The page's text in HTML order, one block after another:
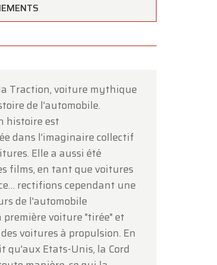
Traction, voiture mythique
de l'automobile.
histoire est
dans l'imaginaire collectif
Elle a aussi été
films, en tant que voitures
rectifions cependant une
de l'automobile
voiture "tirée" et
voitures à propulsion. En
qu'aux Etats-Unis, la Cord